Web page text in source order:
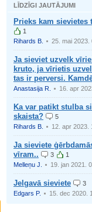
LĪDZĪGI JAUTĀJUMI
Prieks kam sievietes
1
Rihards B.
25. mai 2023.
Ja sieviet uzvelk
kruto, ja vīrietis
tas ir perversi.
Anastasija R.
16. apr
Ka var patikt stulba
skaista?
5
Rihards B.
12. apr 2023.
Ja sieviete
vīram..
3
1
Melleņu J.
19. jan 2021.
Jelgavā sieviete
3
Edgars P.
15. dec 2020.